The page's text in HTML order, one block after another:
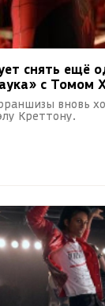
снять ещё
с Томом
вновь
Креттону.